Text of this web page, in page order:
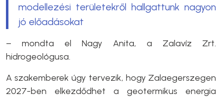
modellezési területekről hallgattunk nagyon
jó előadásokat
– mondta el Nagy Anita, a Zalavíz Zrt.
hidrogeológusa.
A szakemberek úgy tervezik, hogy Zalaegerszegen
2027-ben elkezdődhet a geotermikus energia